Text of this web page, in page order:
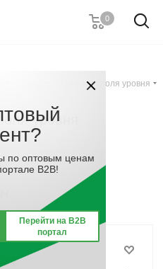
0
звонок
Реле контроля уровня
уровня
по оптовым ценам
B2B!
Перейти на B2B
портал